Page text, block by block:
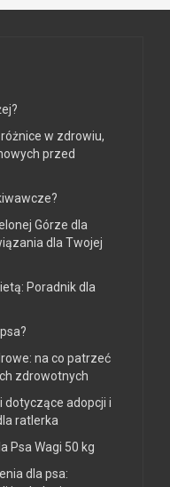
w zdrowiu,
przed
Górze dla
dla Twojej
Poradnik dla
na co patrzeć
zdrowotnych
dotyczące adopcji i
ratlerka
Psa Wagi 50 kg
dla psa: